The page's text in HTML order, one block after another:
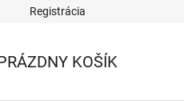
Registrácia
KOŠÍK